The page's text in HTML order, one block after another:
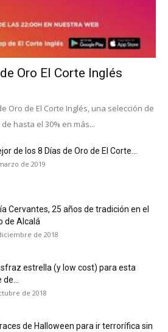
Oro El Corte Inglés
Oro de El Corte Inglés, una selección de
hasta el 30% en más...
de los 8 Días de Oro de El Corte...
de 2019
Cervantes, 25 años de tradición en el
de Alcalá
de 2018
estrella (y low cost) para esta
de...
de 2018
de Halloween para ir terrorífica sin